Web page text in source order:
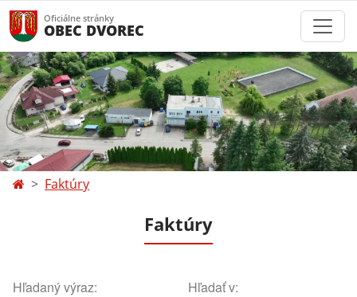
Oficiálne stránky
OBEC DVOREC
Faktúry
Faktúry
Hľadaný výraz: Hľadať v: